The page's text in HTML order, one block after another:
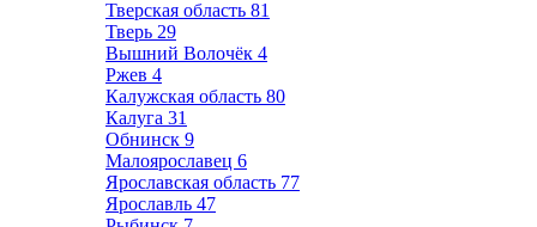
Тверская область 81
Тверь 29
Вышний Волочёк 4
Ржев 4
Калужская область 80
Калуга 31
Обнинск 9
Малоярославец 6
Ярославская область 77
Ярославль 47